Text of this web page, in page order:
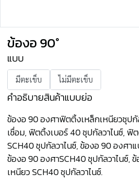
ข้องอ 90°
แบบ
มีตะเข็บ ไม่มีตะเข็บ
คำอธิบายสินค้าแบบย่อ
ข้องอ 90 องศาฟิตติ้งเหล็กเหนียวชุป
เชื่อม, ฟิตติ้งเบอร์ 40 ชุปกัลวาไนซ์, ฟิ
SCH40 ชุปกัลวาไนซ์, ข้องอ 90 องศา
ข้องอ 90 องศาSCH40 ชุปกัลวาไนซ์,
เหนียว SCH40 ชุปกัลวาไนซ์.